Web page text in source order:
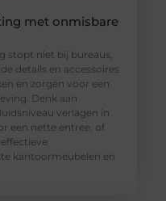
met onmisbare
stopt niet bij bureaus,
details en accessoires
en zorgen voor een
Denk aan
verlagen in
een nette entree, of
kantoormeubelen en